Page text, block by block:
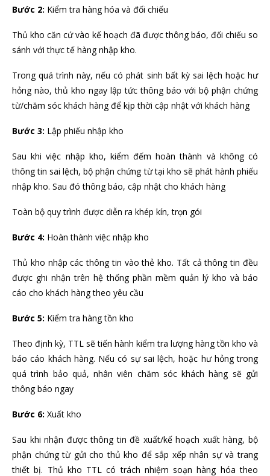
Bước 2: Kiểm tra hàng hóa và đối chiếu
Thủ kho căn cứ vào kế hoạch đã được thông báo, đối chiếu so
sánh với thực tế hàng nhập kho.
Trong quá trình này, nếu có phát sinh bất kỳ sai lệch hoặc hư
hỏng nào, thủ kho ngay lập tức thông báo với bộ phận chứng
từ/chăm sóc khách hàng để kịp thời cập nhật với khách hàng
Bước 3: Lập phiếu nhập kho
Sau khi việc nhập kho, kiểm đếm hoàn thành và không có
thông tin sai lệch, bộ phận chứng từ tại kho sẽ phát hành phiếu
nhập kho. Sau đó thông báo, cập nhật cho khách hàng
Toàn bộ quy trình được diễn ra khép kín, trọn gói
Bước 4: Hoàn thành việc nhập kho
Thủ kho nhập các thông tin vào thẻ kho. Tất cả thông tin đều
được ghi nhận trên hệ thống phần mềm quản lý kho và báo
cáo cho khách hàng theo yêu cầu
Bước 5: Kiểm tra hàng tồn kho
Theo định kỳ, TTL sẽ tiến hành kiểm tra lượng hàng tồn kho và
báo cáo khách hàng. Nếu có sự sai lệch, hoặc hư hỏng trong
quá trình bảo quả, nhân viên chăm sóc khách hàng sẽ gửi
thông báo ngay
Bước 6: Xuất kho
Sau khi nhận được thông tin đề xuất/kế hoạch xuất hàng, bộ
phận chứng từ gửi cho thủ kho để sắp xếp nhân sự và trang
thiết bị. Thủ kho TTL có trách nhiệm soạn hàng hóa theo